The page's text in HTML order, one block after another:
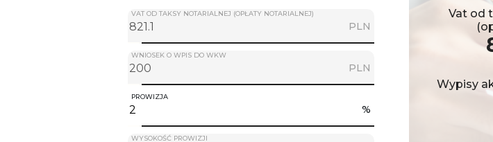
Vat od
Wypisy
VAT OD TAKSY NOTARIALNEJ (OPŁATY NOTARIALNEJ)
PLN
WNIOSEK O WPIS DO WKW
PLN
PROWIZJA
%
WYSOKOŚĆ PROWIZJI